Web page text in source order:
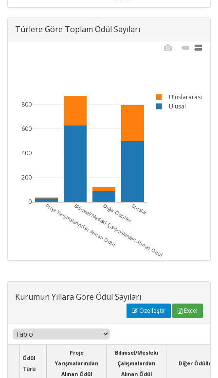
Türlere Göre Toplam Ödül Sayıları
Proje Yarışmalarından Alınan Ödül
Bilimsel/Mesleki Çalışmalardan Alınan Ödül
Diğer ÖdüllerBurslar
0
200
400
600
800
Uluslararası
Ulusal
Kurumun Yıllara Göre Ödül Sayıları
Özelleştir Excel
Ödül
Türü
Proje
Yarışmalarından
Alınan Ödül
Bilimsel/Mesleki
Çalışmalardan
Alınan Ödül
Diğer Ödüller